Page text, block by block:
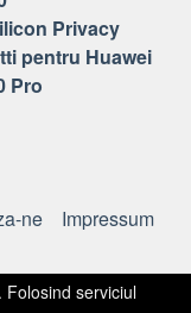
Privacy
pentru Huawei
Pro
ne
Impressum
serviciul